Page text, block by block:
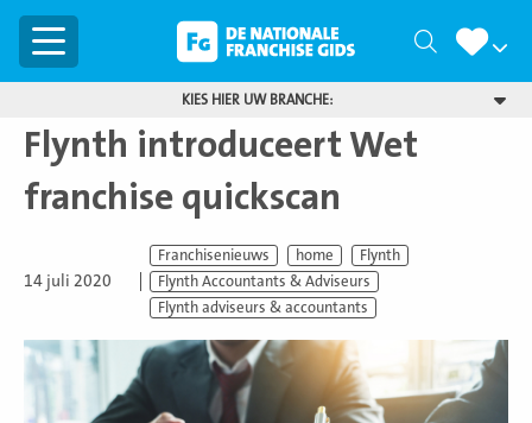
Menu Zoeken
KIES HIER UW BRANCHE:
Flynth introduceert Wet
franchise quickscan
14 juli 2020
Franchisenieuws home
Flynth
Flynth Accountants & Adviseurs
Flynth adviseurs & accountants